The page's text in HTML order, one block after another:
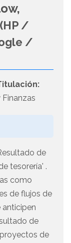
(HP /
/
de
tesorería' .
como
de flujos de
de
de